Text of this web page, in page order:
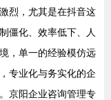
烈，尤其是在抖音这
僵化、效率低下、人
，单一的经验模仿远
专业化与务实化的企
京阳企业咨询管理专